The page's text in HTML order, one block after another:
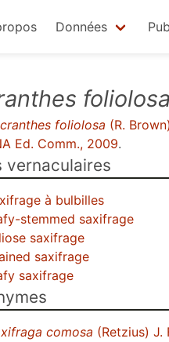
Données
foliolosa
foliolosa (R.
Ed. Comm., 2009.
vernaculaires
à bulbilles
stemmed saxifrage
saxifrage
saxifrage
saxifrage
comosa (Retzius) J.